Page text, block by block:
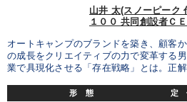
山井 太(スノーピーク
１００ 共同創設者Ｃ
オートキャンプのブランドを築き、顧客
の成長をクリエイティブの力で変革する
業で具現化させる「存在戦略」とは。正
形 態 定